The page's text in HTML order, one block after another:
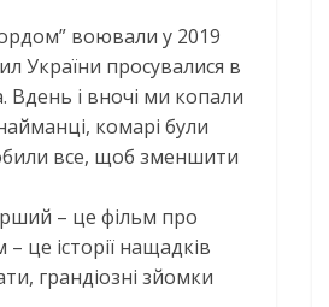
воювали у 2019
України просувалися в
і вночі ми копали
комарі були
все, щоб зменшити
– це фільм про
це історії нащадків
грандіозні зйомки